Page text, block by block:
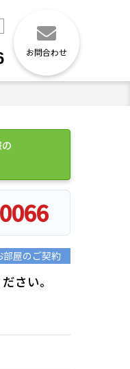
お問合わせ
部屋のご契約
さい。